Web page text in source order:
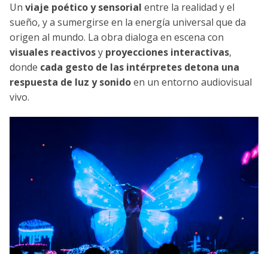
Un viaje poético y sensorial entre la realidad y el
sueño, y a sumergirse en la energía universal que da
origen al mundo. La obra dialoga en escena con
visuales reactivosy proyecciones interactivas,
donde cada gesto de las intérpretes detona una
respuesta de luz y sonidoen un entorno audiovisual
vivo.